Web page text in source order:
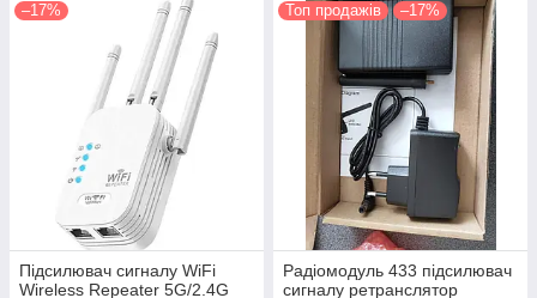
–17%
Підсилювач сигналу WiFi
Wireless Repeater 5G/2.4G
Топ продажів –17%
Радіомодуль 433 підсилювач
сигналу ретранслятор